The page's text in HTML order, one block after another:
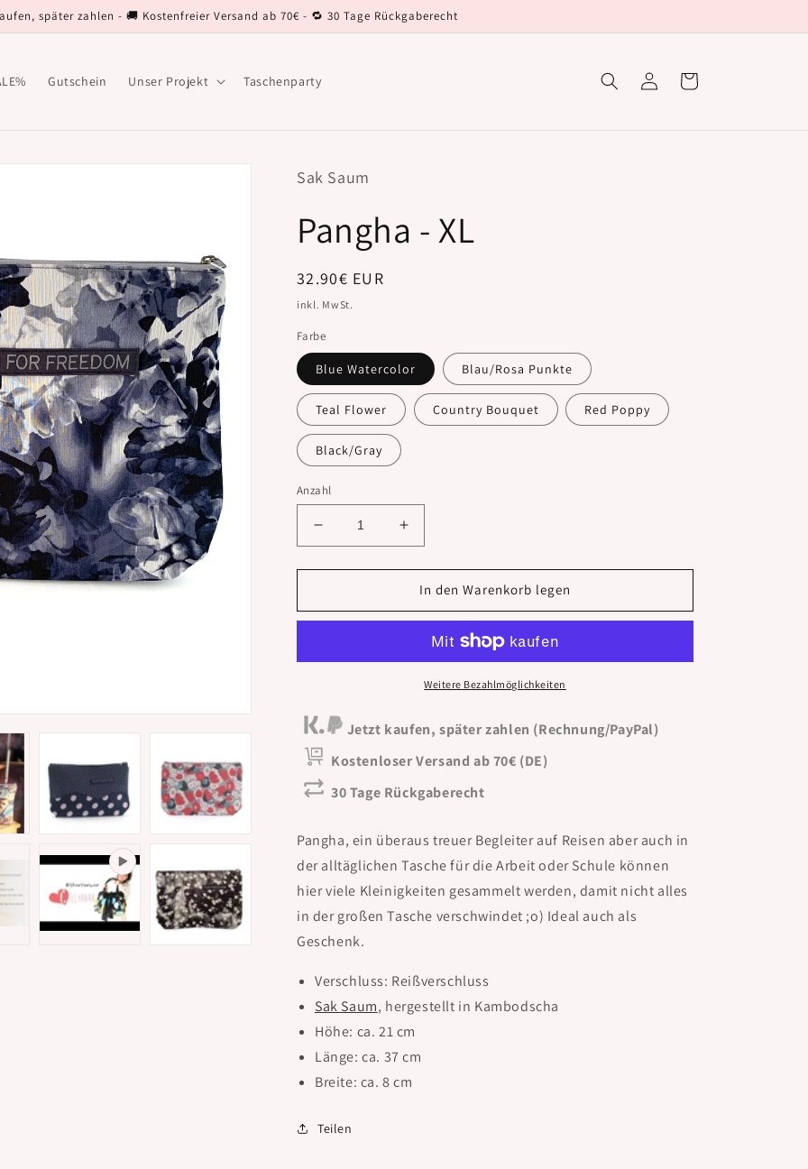
später zahlen - 🚚 Kostenfreier Versand ab 70€ - 🔁 30 Tage Rückgaberecht
Gutschein Unser Projekt Taschenparty EinloggenWarenkorb
Sak Saum
Pangha - XL
Normaler
Preis
32.90€ EUR
inkl. MwSt.
Farbe
Blue Watercolor Blau/Rosa Punkte
Teal Flower Country Bouquet Red Poppy
Black/Gray
Anzahl
Verringere
die
Menge
Pangha
Erhöhe
die
Menge
für
Pangha
In den Warenkorb legen
Weitere Bezahlmöglichkeiten
Jetzt kaufen, später zahlen (Rechnung/PayPal)
Kostenloser Versand ab 70€ (DE)
30 Tage Rückgaberecht
Pangha, ein überaus treuer Begleiter auf Reisen aber auch in
der alltäglichen Tasche für die Arbeit oder Schule können
hier viele Kleinigkeiten gesammelt werden, damit nicht alles
in der großen Tasche verschwindet ;o) Ideal auch als
Geschenk.
Verschluss: Reißverschluss
Sak Saum, hergestellt in Kambodscha
Höhe: ca. 21 cm
Länge: ca. 37 cm
Breite: ca. 8 cm
Teilen